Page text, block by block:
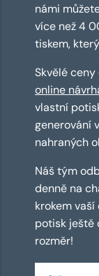
námi
více než 4
tiskem,
Skvělé
online
vlastní
generování
nahraných
Náš tým
denně na
krokem
potisk ještě
rozměr!